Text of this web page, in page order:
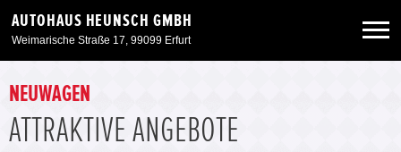
AUTOHAUS HEUNSCH GMBH
Weimarische Straße 17, 99099 Erfurt
Neuwagen
Gebrauchtwagen
NEUWAGEN
ATTRAKTIVE ANGEBOTE